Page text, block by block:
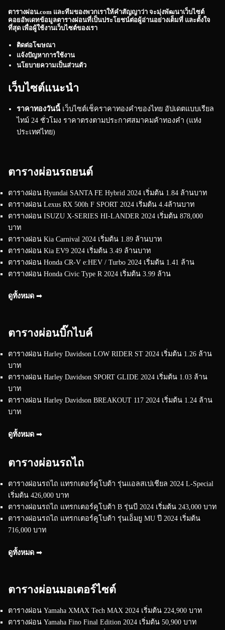
ตารางผ่อน.com และทีมของพวกเราให้คำสัญญาว่า จะมุ่งพัฒนาเว็บไซต์
คอยอัพเดทข้อมูลตารางผ่อนที่เป็นประโยชน์ต่อผู้อ่านอย่างเต็มที่ และตั้งใจ
ที่สุด เพื่อผู้ใช้งานเว็บไซต์ของเรา
ติดต่อโฆษณา
แจ้งปัญหาการใช้งาน
นโยบายความเป็นส่วนตัว
เว็บไซต์แนะนำ
ราคาทองวันนี้ เว็บไซต์เช็คราคาทองคำของไทย อัปเดตแบบเรียล
ไทม์ 24 ชั่วโมง ราคาตรงตามประกาศสมาคมค้าทองคำ (แห่ง
ประเทศไทย)
ตารางผ่อนรถยนต์
ตารางผ่อน Hyundai SANTA FE Hybrid 2024 เริ่มต้น 1.84 ล้านบาท
ตารางผ่อน Lexus RX 500h F SPORT 2024 เริ่มต้น 4.4ล้านบาท
ตารางผ่อน ISUZU X-SERIES HI-LANDER 2024 เริ่มต้น 878,000
บาท
ตารางผ่อน Kia Carnival 2024 เริ่มต้น 1.89 ล้านบาท
ตารางผ่อน Kia EV9 2024 เริ่มต้น 3.49 ล้านบาท
ตารางผ่อน Honda CR-V e:HEV / Turbo 2024 เริ่มต้น 1.41 ล้าน
ตารางผ่อน Honda Civic Type R 2024 เริ่มต้น 3.99 ล้าน
ดูทั้งหมด ➟
ตารางผ่อนบิ๊กไบค์
ตารางผ่อน Harley Davidson LOW RIDER ST 2024 เริ่มต้น 1.26 ล้าน
บาท
ตารางผ่อน Harley Davidson SPORT GLIDE 2024 เริ่มต้น 1.03 ล้าน
บาท
ตารางผ่อน Harley Davidson BREAKOUT 117 2024 เริ่มต้น 1.24 ล้าน
บาท
ดูทั้งหมด ➟
ตารางผ่อนรถไถ
ตารางผ่อนรถไถ แทรกเตอร์คูโบต้า รุ่นแอลสเปเชียล 2024 L-Special
เริ่มต้น 426,000 บาท
ตารางผ่อนรถไถ แทรกเตอร์คูโบต้า B รุ่นบี 2024 เริ่มต้น 243,000 บาท
ตารางผ่อนรถไถ แทรกเตอร์คูโบต้า รุ่นเอ็มยู MU ปี 2024 เริ่มต้น
716,000 บาท
ดูทั้งหมด ➟
ตารางผ่อนมอเตอร์ไซต์
ตารางผ่อน Yamaha XMAX Tech MAX 2024 เริ่มต้น 224,900 บาท
ตารางผ่อน Yamaha Fino Final Edition 2024 เริ่มต้น 50,900 บาท